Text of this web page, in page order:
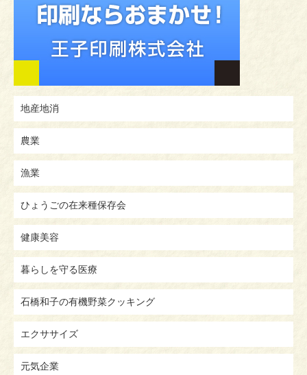
地産地消
農業
漁業
ひょうごの在来種保存会
健康美容
暮らしを守る医療
石橋和子の有機野菜クッキング
エクササイズ
元気企業